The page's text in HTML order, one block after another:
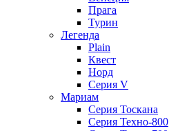
Прага
Турин
Легенда
Plain
Квест
Норд
Cерия V
Мариам
Серия Тоскана
Серия Техно-800